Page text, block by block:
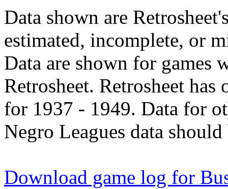
Data shown are
estimated, incomplete, or
Data are shown for games
Retrosheet. Retrosheet
for 1937 - 1949. Data for
Negro Leagues data
Download game log for